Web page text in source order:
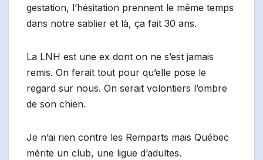
gestation, l’hésitation prennent le même temps
dans notre sablier et là, ça fait 30 ans.
La LNH est une ex dont on ne s’est jamais
remis. On ferait tout pour qu’elle pose le
regard sur nous. On serait volontiers l’ombre
de son chien.
Je n’ai rien contre les Remparts mais Québec
mérite un club, une ligue d’adultes.